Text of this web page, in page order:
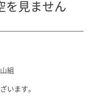
を見ません
組
います。